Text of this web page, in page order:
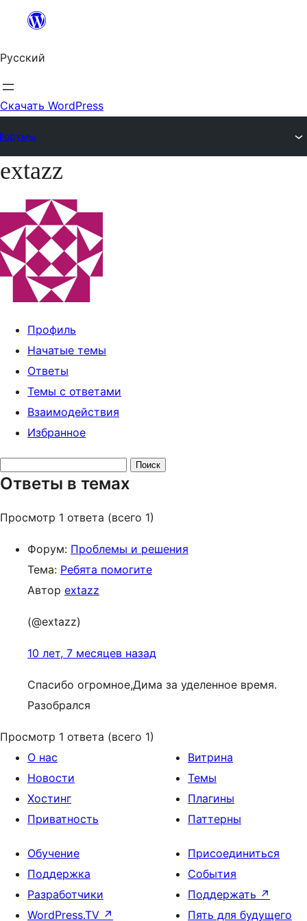
Перейти
содержимому
Русский
Скачать WordPress
Перейти
содержимому
extazz
Профиль
Начатые темы
Ответы
Темы с ответами
Взаимодействия
Избранное
ответов:
Ответы в темах
Просмотр 1 ответа (всего 1)
Форум: Проблемы и решения
Тема: Ребята помогите
Автор extazz
(@extazz)
10 лет, 7 месяцев назад
Спасибо огромное,Дима за уделенное время.
Разобрался
Просмотр 1 ответа (всего 1)
О нас
Новости
Хостинг
Приватность
Витрина
Темы
Плагины
Паттерны
Обучение
Поддержка
Разработчики
WordPress.TV ↗
Присоединиться
События
Поддержать ↗
Пять для будущего